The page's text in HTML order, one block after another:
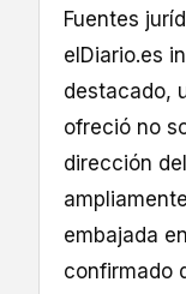
Fuentes
elDiario.es
destacado,
ofreció no
dirección
embajada
confirmado